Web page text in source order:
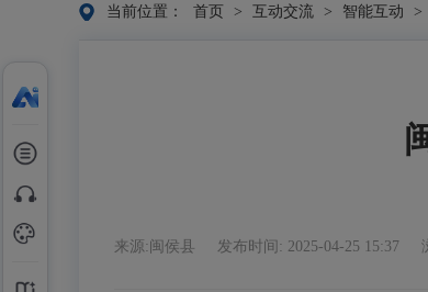
当前位置： 首页 > 互动交流 > 智能互动 >
来源:闽侯县 发布时间: 2025-04-25 15:37